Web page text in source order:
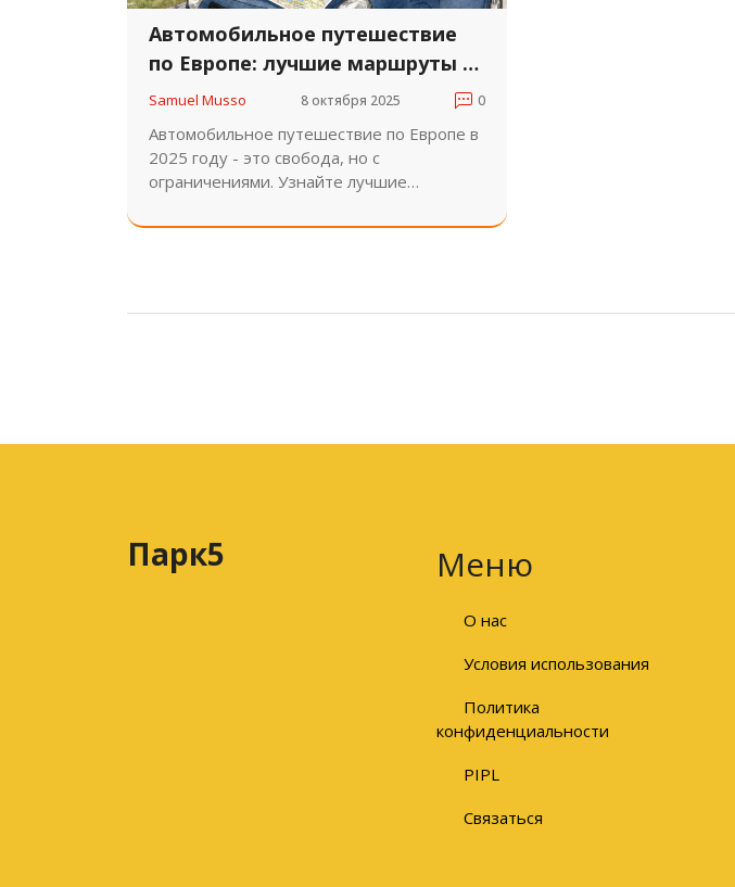
Автомобильное путешествие
по Европе: лучшие маршруты и
что нужно знать в 2025 году
Samuel Musso 8 октября 2025 0
Автомобильное путешествие по Европе в
2025 году - это свобода, но с
ограничениями. Узнайте лучшие
документы нужны и как выбрать машину,
Парк5 Меню
О нас
Условия использования
Политика
конфиденциальности
PIPL
Связаться